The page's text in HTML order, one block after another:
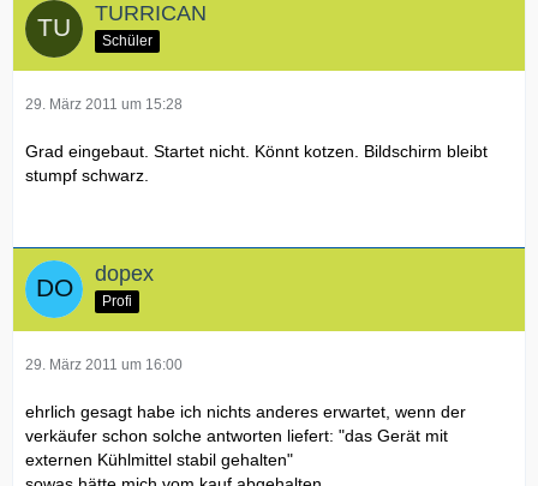
TURRICAN
Schüler
29. März 2011 um 15:28
Grad eingebaut. Startet nicht. Könnt kotzen. Bildschirm bleibt
stumpf schwarz.
dopex
Profi
29. März 2011 um 16:00
ehrlich gesagt habe ich nichts anderes erwartet, wenn der
verkäufer schon solche antworten liefert: "das Gerät mit
externen Kühlmittel stabil gehalten"